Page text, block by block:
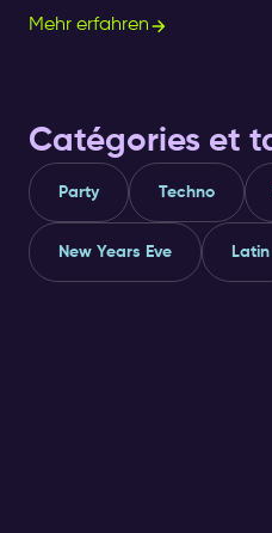
Sunday, Monday or Saturday-
Mehr erfahren
Catégories et
Party Techno
New Years Eve Latin